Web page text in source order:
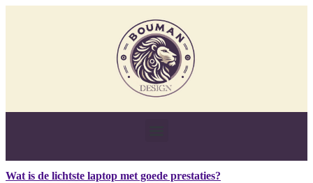
Wat is de lichtste laptop met goede prestaties?